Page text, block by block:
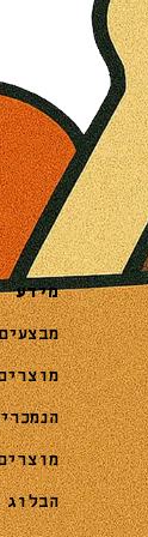
מידע
הבלוג